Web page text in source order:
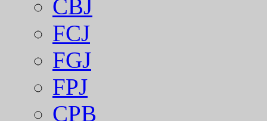
CBJ
FCJ
FGJ
FPJ
CPB